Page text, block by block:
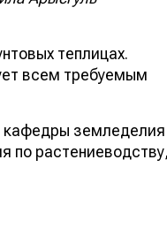
теплицах.
всем требуемым
кафедры земледелия
по